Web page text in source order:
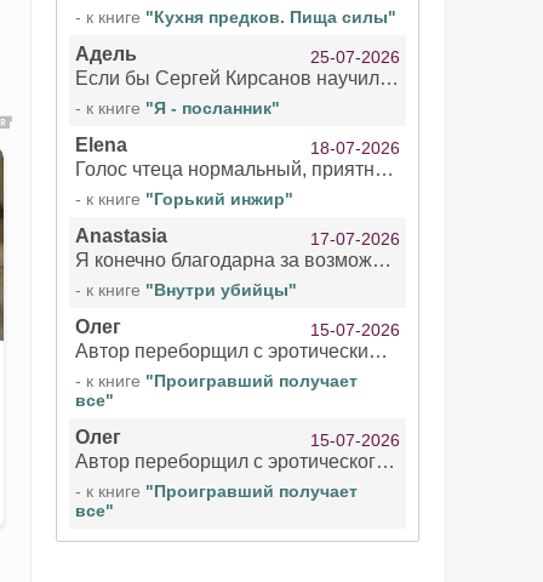
- к книге "Кухня предков. Пища силы"
Адель 25-07-2026
Если бы Сергей Кирсанов научился не сглатывать каждые 1-2 минуты слюну, так что слышно в микрофоне и, что вызывает отвращение, то мелжно было бы слушать.
- к книге "Я - посланник"
Elena 18-07-2026
Голос чтеца нормальный, приятный тембр. Мне очень понравилось озвучивание рассказа. Очень странный отзыв Надежды. Может у неё что-то с нервами?
- к книге "Горький инжир"
Anastasia 17-07-2026
Я конечно благодарна за возможность бесплатно слушать книги даже новинки , но чтение этой книги просто ужасно
- к книге "Внутри убийцы"
Олег 15-07-2026
Автор переборщил с эротическими сценами. Похоже, с этим у него проблемы.
- к книге "Проигравший получает
все"
Олег 15-07-2026
Автор переборщил с эротического сценами. Похоже, с этим у него проблемы.
- к книге "Проигравший получает
все"